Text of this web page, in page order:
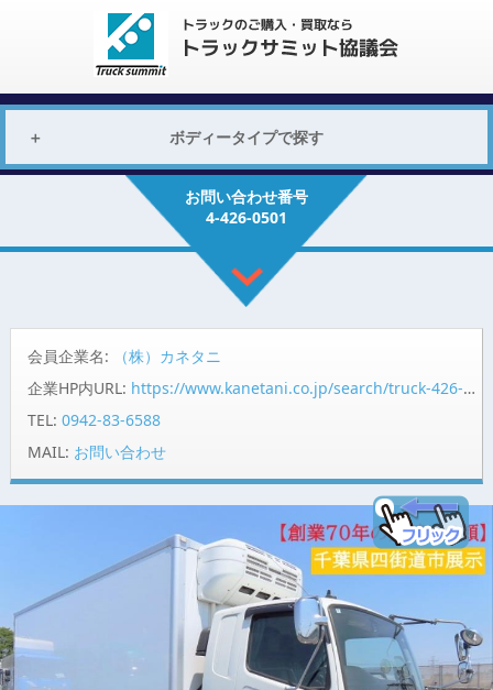
ボディータイプで探す
お問い合わせ番号
4-426-0501
会員企業名:
（株）カネタニ
企業HP内URL: https://www.kanetani.co.jp/search/truck-426-0501K.html
TEL: 0942-83-6588
MAIL: お問い合わせ